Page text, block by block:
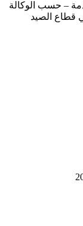
– حسب الوكالة
قطاع الصيد